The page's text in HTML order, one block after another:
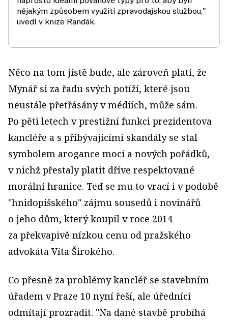
nějakým způsobem využiti zpravodajskou službou,"
uvedl v knize Randák.
Něco na tom jistě bude, ale zároveň platí, že
Mynář si za řadu svých potíží, které jsou
neustále přetřásány v médiích, může sám.
Po pěti letech v prestižní funkci prezidentova
kancléře a s přibývajícími skandály se stal
symbolem arogance moci a nových pořádků,
v nichž přestaly platit dříve respektované
morální hranice. Teď se mu to vrací i v podobě
"hnidopišského" zájmu sousedů i novinářů
o jeho dům, který koupil v roce 2014
za překvapivě nízkou cenu od pražského
advokáta Víta Širokého.
Co přesně za problémy kancléř se stavebním
úřadem v Praze 10 nyní řeší, ale úředníci
odmítají prozradit. "Na dané stavbě probíhá